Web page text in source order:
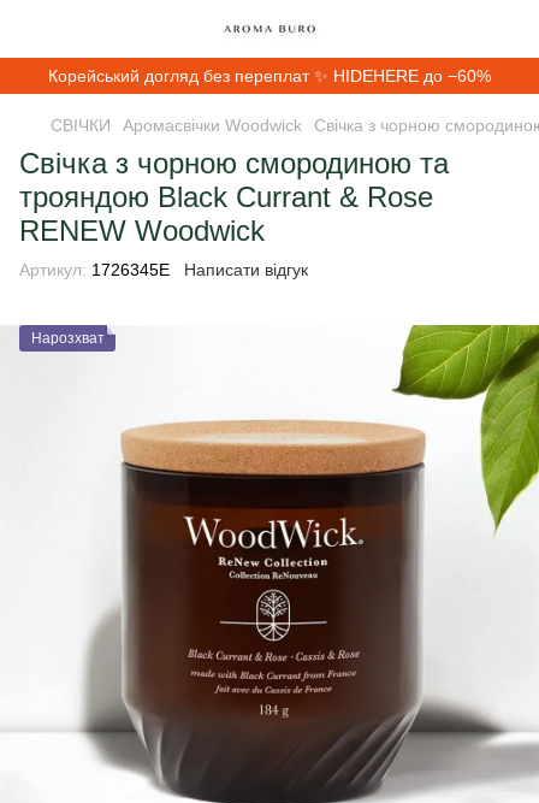
Корейський догляд без переплат ✨ HIDEHERE до −60%
СВІЧКИ Аромасвічки Woodwick Свічка з чорною
Свічка з чорною смородиною та
трояндою Black Currant & Rose
RENEW Woodwick
Артикул: 1726345E Написати відгук
Нарозхват